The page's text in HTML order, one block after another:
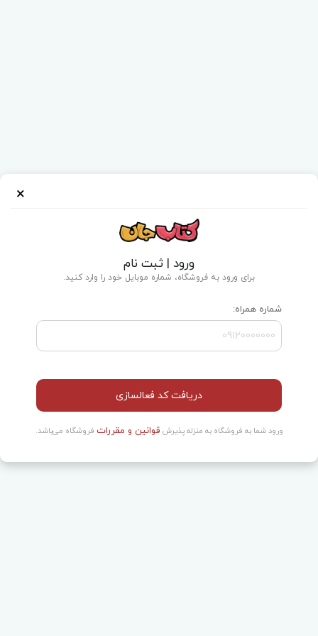
×
ورود | ثبت نام
برای ورود به فروشگاه، شماره موبایل خود را وارد کنید.
شماره همراه:
دریافت کد فعالسازی
ورود شما به فروشگاه به منزله پذیرشقوانین و مقررات فروشگاه می‌باشد.